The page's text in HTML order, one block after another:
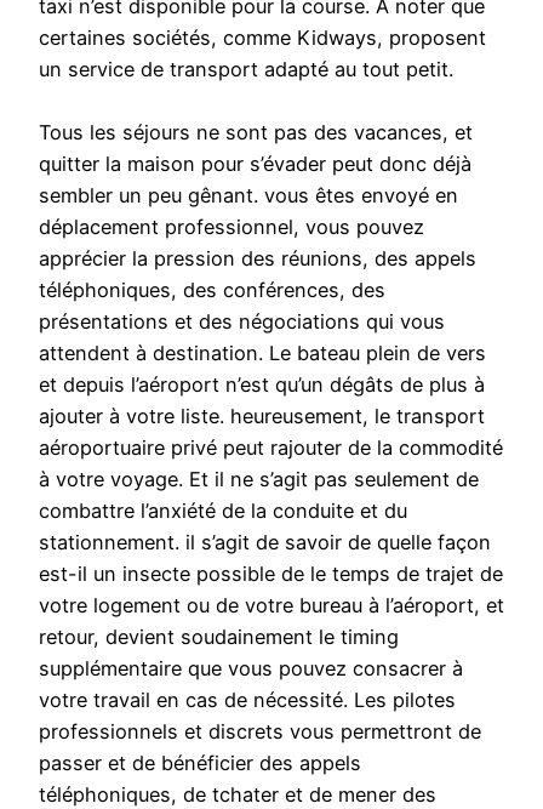
taxi n’est disponible pour la course. À noter que
certaines sociétés, comme Kidways, proposent
un service de transport adapté au tout petit.
Tous les séjours ne sont pas des vacances, et
quitter la maison pour s’évader peut donc déjà
sembler un peu gênant. vous êtes envoyé en
déplacement professionnel, vous pouvez
apprécier la pression des réunions, des appels
téléphoniques, des conférences, des
présentations et des négociations qui vous
attendent à destination. Le bateau plein de vers
et depuis l’aéroport n’est qu’un dégâts de plus à
ajouter à votre liste. heureusement, le transport
aéroportuaire privé peut rajouter de la commodité
à votre voyage. Et il ne s’agit pas seulement de
combattre l’anxiété de la conduite et du
stationnement. il s’agit de savoir de quelle façon
est-il un insecte possible de le temps de trajet de
votre logement ou de votre bureau à l’aéroport, et
retour, devient soudainement le timing
supplémentaire que vous pouvez consacrer à
votre travail en cas de nécessité. Les pilotes
professionnels et discrets vous permettront de
passer et de bénéficier des appels
téléphoniques, de tchater et de mener des